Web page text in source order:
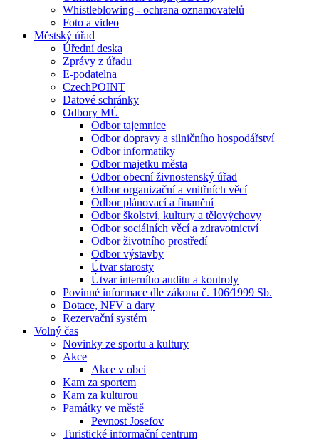
Whistleblowing - ochrana oznamovatelů
Foto a video
Městský úřad
Úřední deska
Zprávy z úřadu
E-podatelna
CzechPOINT
Datové schránky
Odbory MÚ
Odbor tajemnice
Odbor dopravy a silničního hospodářství
Odbor informatiky
Odbor majetku města
Odbor obecní živnostenský úřad
Odbor organizační a vnitřních věcí
Odbor plánovací a finanční
Odbor školství, kultury a tělovýchovy
Odbor sociálních věcí a zdravotnictví
Odbor životního prostředí
Odbor výstavby
Útvar starosty
Útvar interního auditu a kontroly
Povinné informace dle zákona č. 106⁄1999 Sb.
Dotace, NFV a dary
Rezervační systém
Volný čas
Novinky ze sportu a kultury
Akce
Akce v obci
Kam za sportem
Kam za kulturou
Památky ve městě
Pevnost Josefov
Turistické informační centrum